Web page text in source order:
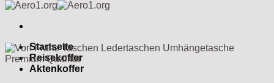
Startseite
Reisekoffer
Aktenkoffer